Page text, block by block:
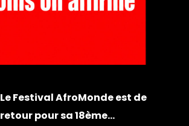
Le Festival AfroMonde est de
retour pour sa 18ème...